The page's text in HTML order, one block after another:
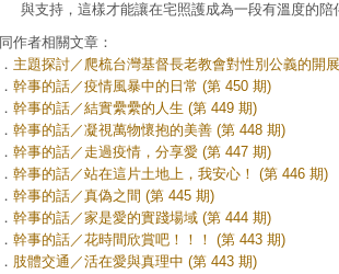
與支持，這樣才能讓在宅照護成為一段有溫度的陪
同作者相關文章：
． 主題探討／爬梳台灣基督長老教會對性別公義的開
． 幹事的話／疫情風暴中的日常 (第 450 期)
． 幹事的話／結實纍纍的人生 (第 449 期)
． 幹事的話／凝視萬物懷抱的美善 (第 448 期)
． 幹事的話／走過疫情，分享愛 (第 447 期)
． 幹事的話／站在這片土地上，我安心！ (第 446 期)
． 幹事的話／真偽之間 (第 445 期)
． 幹事的話／家是愛的實踐場域 (第 444 期)
． 幹事的話／花時間欣賞吧！！！ (第 443 期)
． 肢體交通／活在愛與真理中 (第 443 期)